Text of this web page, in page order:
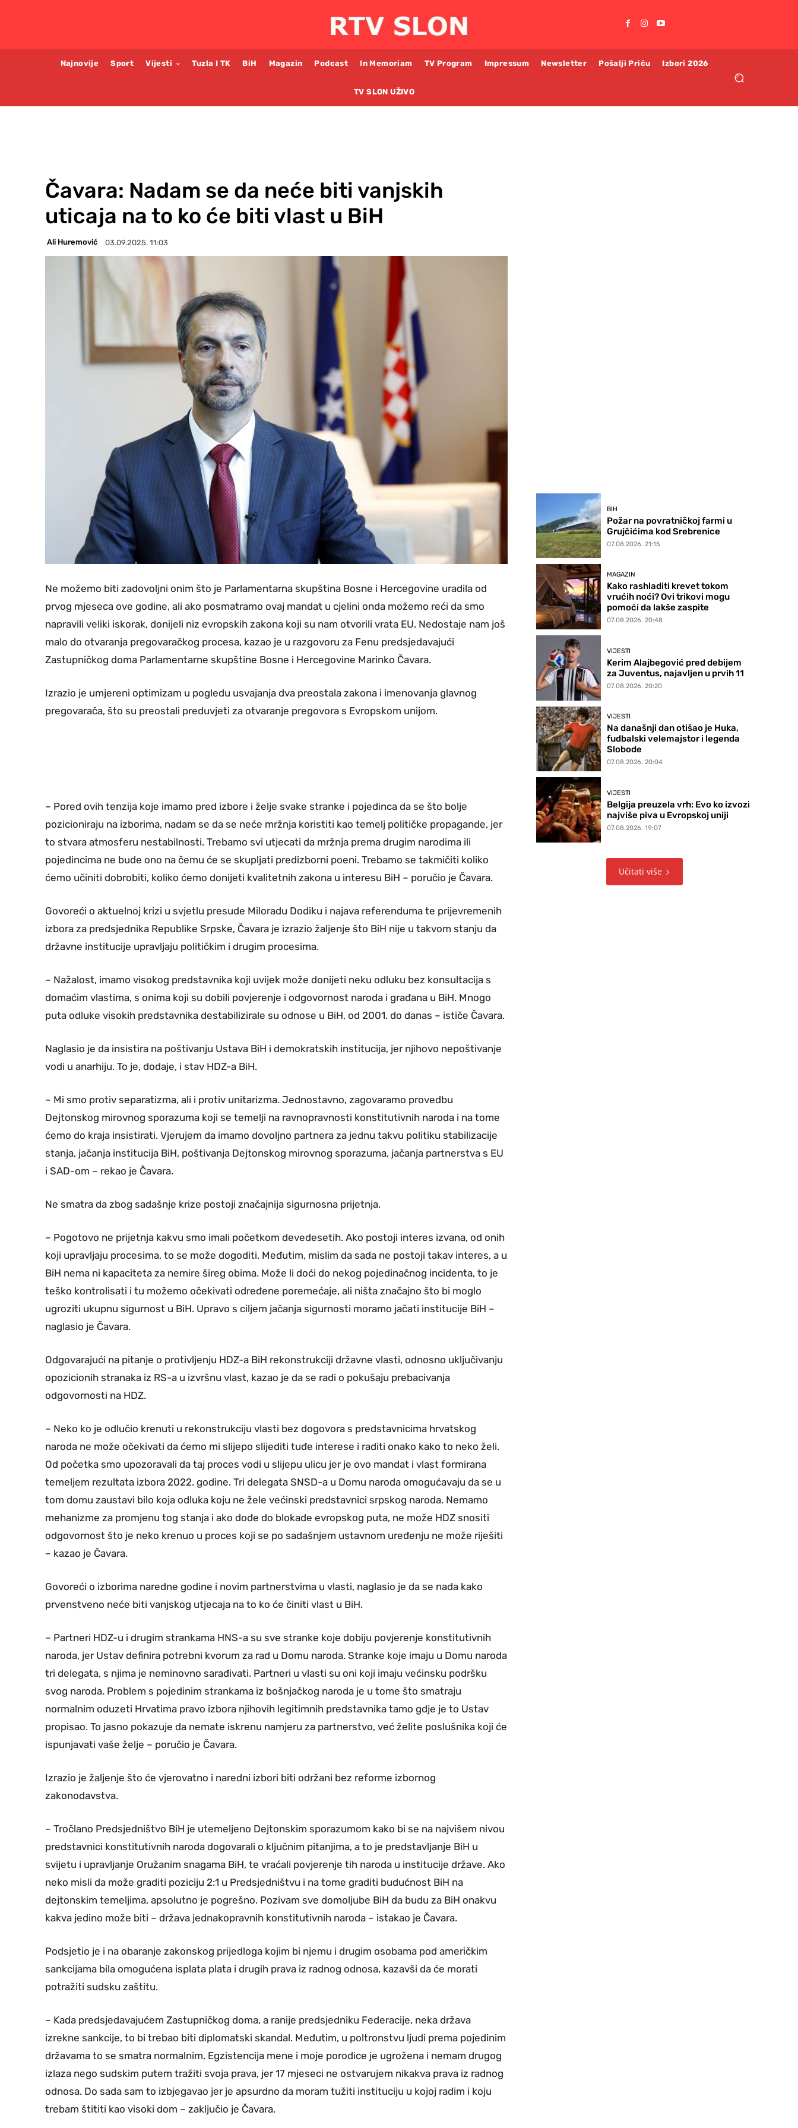
Najnovije Sport Vijesti Tuzla I TK BiH Magazin Podcast In Memoriam TV Program Impressum Newsletter Pošalji Priču Izbori 2026
TV SLON UŽIVO
Čavara: Nadam se da neće biti vanjskih
uticaja na to ko će biti vlast u BiH
Ali Huremović 03.09.2025. 11:03
Ne možemo biti zadovoljni onim što je Parlamentarna skupština Bosne i Hercegovine uradila od
prvog mjeseca ove godine, ali ako posmatramo ovaj mandat u cjelini onda možemo reći da smo
napravili veliki iskorak, donijeli niz evropskih zakona koji su nam otvorili vrata EU. Nedostaje nam još
malo do otvaranja pregovaračkog procesa, kazao je u razgovoru za Fenu predsjedavajući
Zastupničkog doma Parlamentarne skupštine Bosne i Hercegovine Marinko Čavara.
Izrazio je umjereni optimizam u pogledu usvajanja dva preostala zakona i imenovanja glavnog
pregovarača, što su preostali preduvjeti za otvaranje pregovora s Evropskom unijom.
– Pored ovih tenzija koje imamo pred izbore i želje svake stranke i pojedinca da se što bolje
pozicioniraju na izborima, nadam se da se neće mržnja koristiti kao temelj političke propagande, jer
to stvara atmosferu nestabilnosti. Trebamo svi utjecati da mržnja prema drugim narodima ili
pojedincima ne bude ono na čemu će se skupljati predizborni poeni. Trebamo se takmičiti koliko
ćemo učiniti dobrobiti, koliko ćemo donijeti kvalitetnih zakona u interesu BiH – poručio je Čavara.
Govoreći o aktuelnoj krizi u svjetlu presude Miloradu Dodiku i najava referenduma te prijevremenih
izbora za predsjednika Republike Srpske, Čavara je izrazio žaljenje što BiH nije u takvom stanju da
državne institucije upravljaju političkim i drugim procesima.
– Nažalost, imamo visokog predstavnika koji uvijek može donijeti neku odluku bez konsultacija s
domaćim vlastima, s onima koji su dobili povjerenje i odgovornost naroda i građana u BiH. Mnogo
puta odluke visokih predstavnika destabilizirale su odnose u BiH, od 2001. do danas – ističe Čavara.
Naglasio je da insistira na poštivanju Ustava BiH i demokratskih institucija, jer njihovo nepoštivanje
vodi u anarhiju. To je, dodaje, i stav HDZ-a BiH.
– Mi smo protiv separatizma, ali i protiv unitarizma. Jednostavno, zagovaramo provedbu
Dejtonskog mirovnog sporazuma koji se temelji na ravnopravnosti konstitutivnih naroda i na tome
ćemo do kraja insistirati. Vjerujem da imamo dovoljno partnera za jednu takvu politiku stabilizacije
stanja, jačanja institucija BiH, poštivanja Dejtonskog mirovnog sporazuma, jačanja partnerstva s EU
i SAD-om – rekao je Čavara.
Ne smatra da zbog sadašnje krize postoji značajnija sigurnosna prijetnja.
– Pogotovo ne prijetnja kakvu smo imali početkom devedesetih. Ako postoji interes izvana, od onih
koji upravljaju procesima, to se može dogoditi. Međutim, mislim da sada ne postoji takav interes, a u
BiH nema ni kapaciteta za nemire šireg obima. Može li doći do nekog pojedinačnog incidenta, to je
teško kontrolisati i tu možemo očekivati određene poremećaje, ali ništa značajno što bi moglo
ugroziti ukupnu sigurnost u BiH. Upravo s ciljem jačanja sigurnosti moramo jačati institucije BiH –
naglasio je Čavara.
Odgovarajući na pitanje o protivljenju HDZ-a BiH rekonstrukciji državne vlasti, odnosno uključivanju
opozicionih stranaka iz RS-a u izvršnu vlast, kazao je da se radi o pokušaju prebacivanja
odgovornosti na HDZ.
– Neko ko je odlučio krenuti u rekonstrukciju vlasti bez dogovora s predstavnicima hrvatskog
naroda ne može očekivati da ćemo mi slijepo slijediti tuđe interese i raditi onako kako to neko želi.
Od početka smo upozoravali da taj proces vodi u slijepu ulicu jer je ovo mandat i vlast formirana
temeljem rezultata izbora 2022. godine. Tri delegata SNSD-a u Domu naroda omogućavaju da se u
tom domu zaustavi bilo koja odluka koju ne žele većinski predstavnici srpskog naroda. Nemamo
mehanizme za promjenu tog stanja i ako dođe do blokade evropskog puta, ne može HDZ snositi
odgovornost što je neko krenuo u proces koji se po sadašnjem ustavnom uređenju ne može riješiti
– kazao je Čavara.
Govoreći o izborima naredne godine i novim partnerstvima u vlasti, naglasio je da se nada kako
prvenstveno neće biti vanjskog utjecaja na to ko će činiti vlast u BiH.
– Partneri HDZ-u i drugim strankama HNS-a su sve stranke koje dobiju povjerenje konstitutivnih
naroda, jer Ustav definira potrebni kvorum za rad u Domu naroda. Stranke koje imaju u Domu naroda
tri delegata, s njima je neminovno sarađivati. Partneri u vlasti su oni koji imaju većinsku podršku
svog naroda. Problem s pojedinim strankama iz bošnjačkog naroda je u tome što smatraju
normalnim oduzeti Hrvatima pravo izbora njihovih legitimnih predstavnika tamo gdje je to Ustav
propisao. To jasno pokazuje da nemate iskrenu namjeru za partnerstvo, već želite poslušnika koji će
ispunjavati vaše želje – poručio je Čavara.
Izrazio je žaljenje što će vjerovatno i naredni izbori biti održani bez reforme izbornog
zakonodavstva.
– Tročlano Predsjedništvo BiH je utemeljeno Dejtonskim sporazumom kako bi se na najvišem nivou
predstavnici konstitutivnih naroda dogovarali o ključnim pitanjima, a to je predstavljanje BiH u
svijetu i upravljanje Oružanim snagama BiH, te vraćali povjerenje tih naroda u institucije države. Ako
neko misli da može graditi poziciju 2:1 u Predsjedništvu i na tome graditi budućnost BiH na
dejtonskim temeljima, apsolutno je pogrešno. Pozivam sve domoljube BiH da budu za BiH onakvu
kakva jedino može biti – država jednakopravnih konstitutivnih naroda – istakao je Čavara.
Podsjetio je i na obaranje zakonskog prijedloga kojim bi njemu i drugim osobama pod američkim
sankcijama bila omogućena isplata plata i drugih prava iz radnog odnosa, kazavši da će morati
potražiti sudsku zaštitu.
– Kada predsjedavajućem Zastupničkog doma, a ranije predsjedniku Federacije, neka država
izrekne sankcije, to bi trebao biti diplomatski skandal. Međutim, u poltronstvu ljudi prema pojedinim
državama to se smatra normalnim. Egzistencija mene i moje porodice je ugrožena i nemam drugog
izlaza nego sudskim putem tražiti svoja prava, jer 17 mjeseci ne ostvarujem nikakva prava iz radnog
odnosa. Do sada sam to izbjegavao jer je apsurdno da moram tužiti instituciju u kojoj radim i koju
trebam štititi kao visoki dom – zaključio je Čavara.
BIH
Požar na povratničkoj farmi u
Grujčićima kod Srebrenice
07.08.2026. 21:15
MAGAZIN
Kako rashladiti krevet tokom
vrućih noći? Ovi trikovi mogu
pomoći da lakše zaspite
07.08.2026. 20:48
VIJESTI
Kerim Alajbegović pred debijem
za Juventus, najavljen u prvih 11
07.08.2026. 20:20
VIJESTI
Na današnji dan otišao je Huka,
fudbalski velemajstor i legenda
Slobode
07.08.2026. 20:04
VIJESTI
Belgija preuzela vrh: Evo ko izvozi
najviše piva u Evropskoj uniji
07.08.2026. 19:07
Učitati više